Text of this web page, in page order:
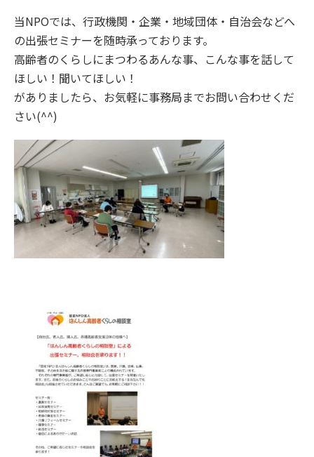
当NPOでは、行政機関・企業・地域団体・自治会などへ
の出張セミナーを随時承っております。
高齢者のくらしにまつわるあんな事、こんな事を話して
ほしい！聞いてほしい！
がありましたら、お気軽に事務局までお問い合わせくだ
さい(^^)